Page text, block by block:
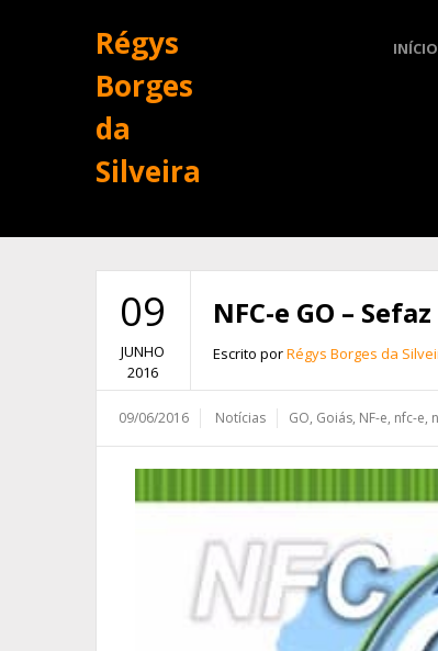
Régys
Borges
da
Silveira
INÍCIO
09
JUNHO
2016
NFC-e GO –
Escrito porRégys Borges da
09/06/2016 Notícias GO, Goiás, NF-e, nfc-e,